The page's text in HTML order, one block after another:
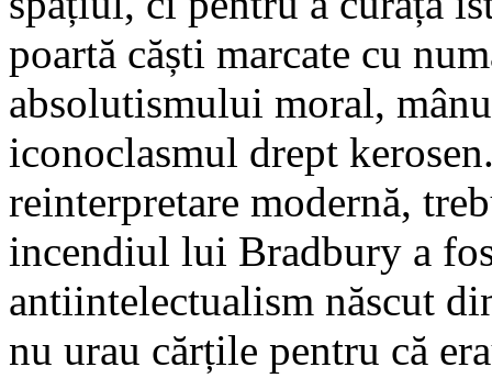
poartă căști marcate cu
absolutismului moral,
iconoclasmul drept
reinterpretare modernă,
incendiul lui Bradbury a
antiintelectualism născut
nu urau cărțile pentru că